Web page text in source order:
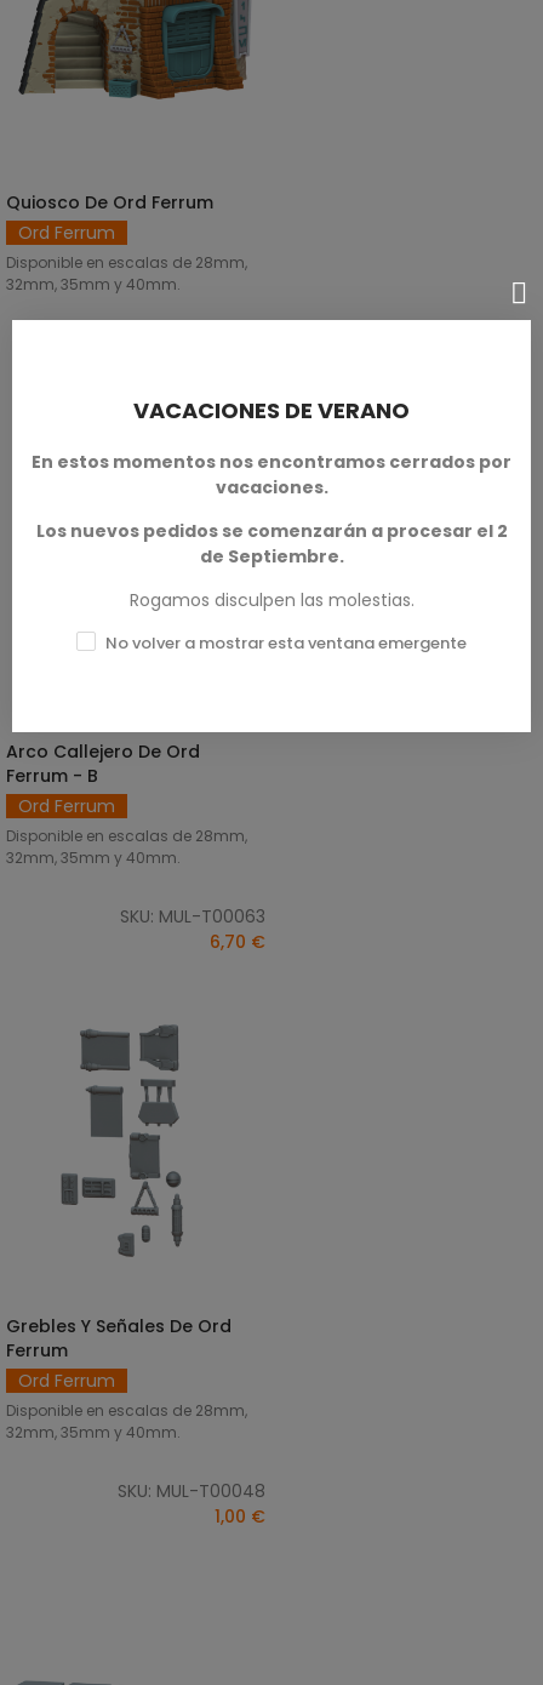
SELECCIONAR OPCIONES
Quiosco De Ord Ferrum
Ord Ferrum
Disponible en escalas de 28mm,
32mm, 35mm y 40mm.
SELECCIONAR OPCIONES
Arco Callejero De Ord
Ferrum - B
Ord Ferrum
Disponible en escalas de 28mm,
32mm, 35mm y 40mm.
SKU: MUL-T00063
6,70 €
SELECCIONAR OPCIONES
Grebles Y Señales De Ord
Ferrum
Ord Ferrum
Disponible en escalas de 28mm,
32mm, 35mm y 40mm.
SKU: MUL-T00048
1,00 €
VACACIONES DE VERANO
En estos momentos nos encontramos cerrados por
vacaciones.
Los nuevos pedidos se comenzarán a procesar el 2
de Septiembre.
Rogamos disculpen las molestias.
No volver a mostrar esta ventana emergente